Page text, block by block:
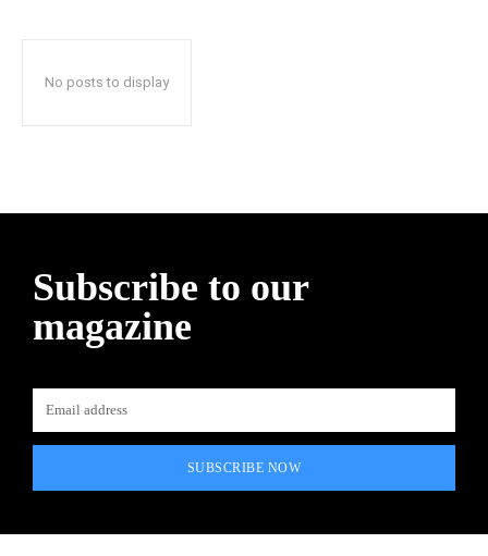
No posts to display
Subscribe to our
magazine
SUBSCRIBE NOW